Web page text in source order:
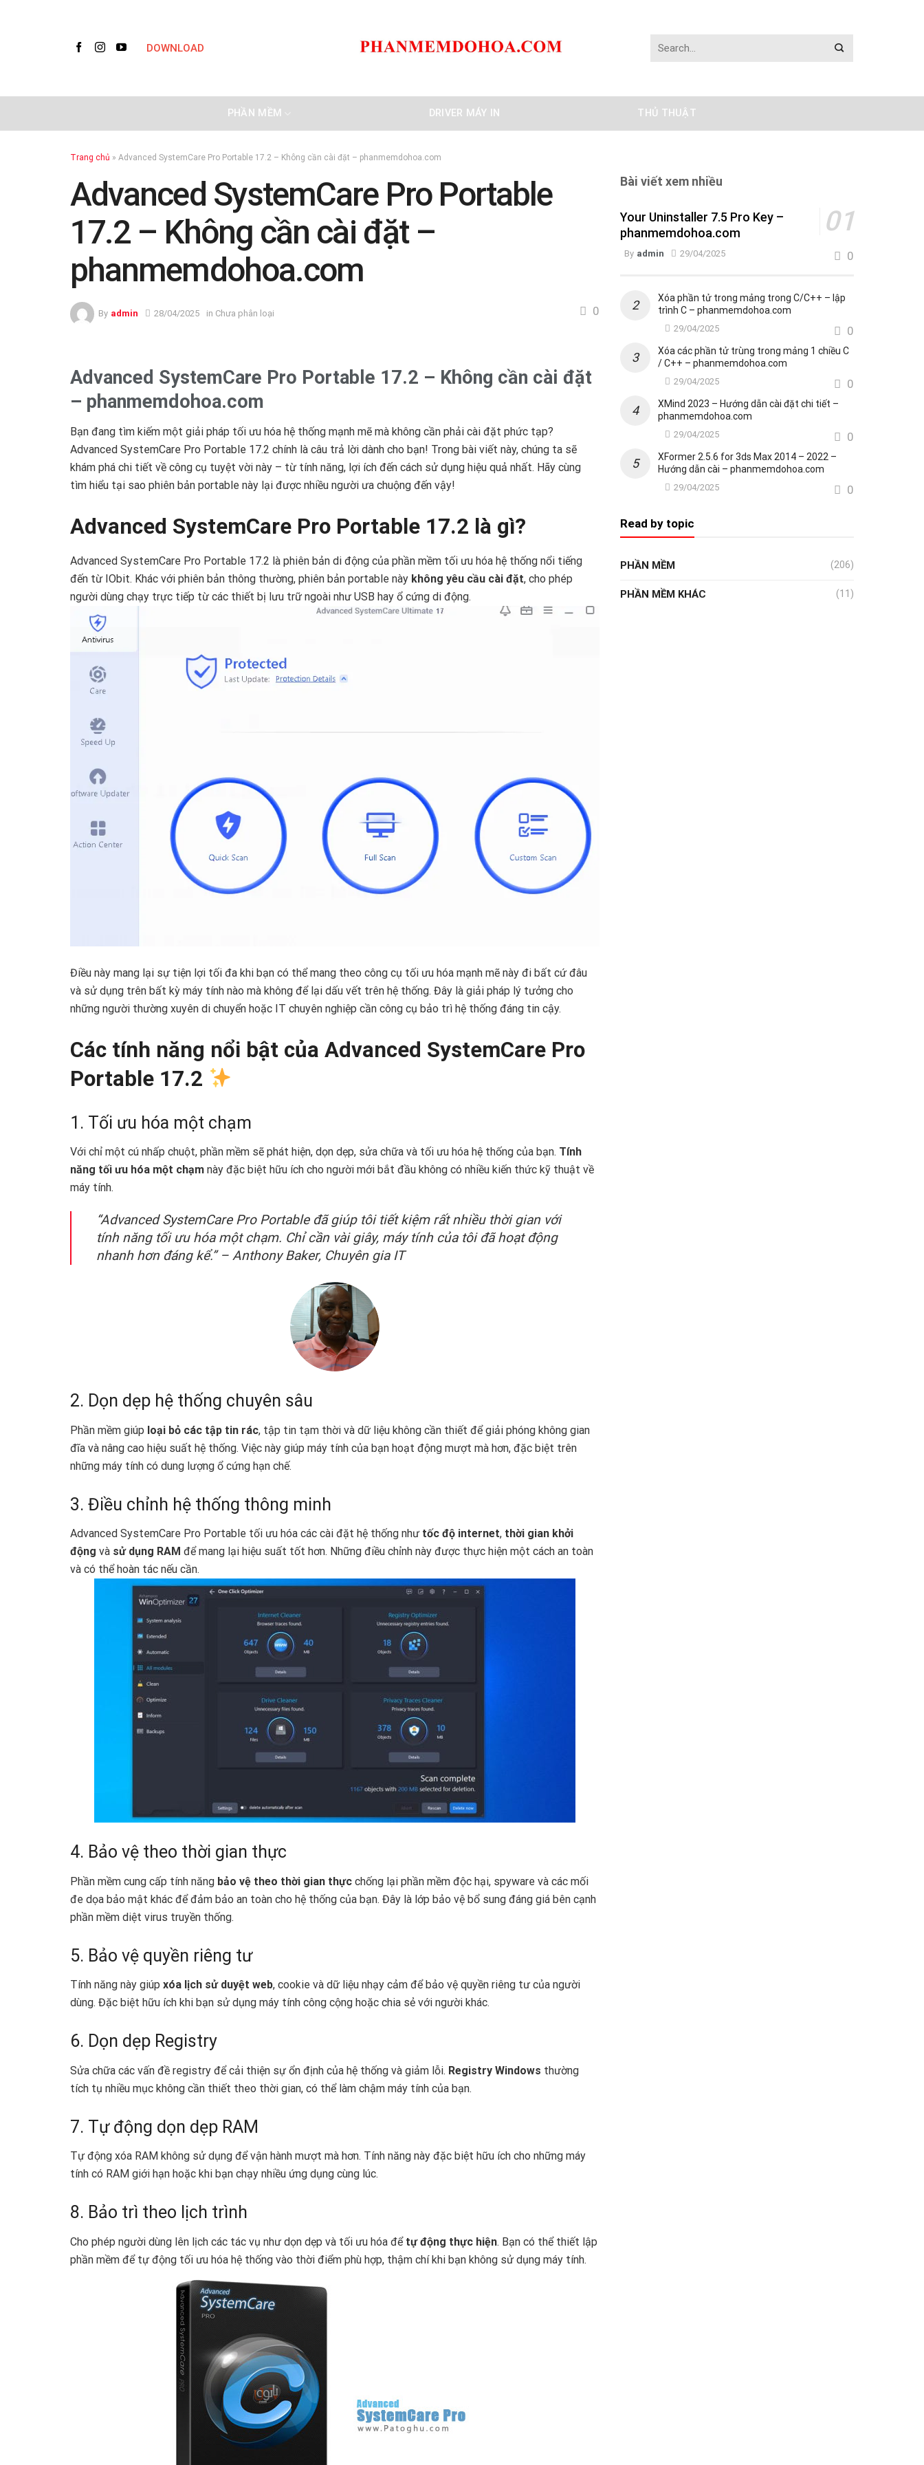
DOWNLOAD
PHẦN MỀM DRIVER MÁY IN THỦ THUẬT
Trang chủ » Advanced SystemCare Pro Portable 17.2 – Không cần cài đặt – phanmemdohoa.com
Advanced SystemCare Pro Portable
17.2 – Không cần cài đặt –
phanmemdohoa.com
By admin 28/04/2025 in Chưa phân loại 0
Advanced SystemCare Pro Portable 17.2 – Không cần cài đặt
– phanmemdohoa.com
Bạn đang tìm kiếm một giải pháp tối ưu hóa hệ thống mạnh mẽ mà không cần phải cài đặt phức tạp?
Advanced SystemCare Pro Portable 17.2 chính là câu trả lời dành cho bạn! Trong bài viết này, chúng ta sẽ
khám phá chi tiết về công cụ tuyệt vời này – từ tính năng, lợi ích đến cách sử dụng hiệu quả nhất. Hãy cùng
tìm hiểu tại sao phiên bản portable này lại được nhiều người ưa chuộng đến vậy!
Advanced SystemCare Pro Portable 17.2 là gì?
Advanced SystemCare Pro Portable 17.2 là phiên bản di động của phần mềm tối ưu hóa hệ thống nổi tiếng
đến từ IObit. Khác với phiên bản thông thường, phiên bản portable này không yêu cầu cài đặt, cho phép
người dùng chạy trực tiếp từ các thiết bị lưu trữ ngoài như USB hay ổ cứng di động.
Điều này mang lại sự tiện lợi tối đa khi bạn có thể mang theo công cụ tối ưu hóa mạnh mẽ này đi bất cứ đâu
và sử dụng trên bất kỳ máy tính nào mà không để lại dấu vết trên hệ thống. Đây là giải pháp lý tưởng cho
những người thường xuyên di chuyển hoặc IT chuyên nghiệp cần công cụ bảo trì hệ thống đáng tin cậy.
Các tính năng nổi bật của Advanced SystemCare Pro
Portable 17.2
1. Tối ưu hóa một chạm
Với chỉ một cú nhấp chuột, phần mềm sẽ phát hiện, dọn dẹp, sửa chữa và tối ưu hóa hệ thống của bạn. Tính
năng tối ưu hóa một chạm này đặc biệt hữu ích cho người mới bắt đầu không có nhiều kiến thức kỹ thuật về
máy tính.
“Advanced SystemCare Pro Portable đã giúp tôi tiết kiệm rất nhiều thời gian với
tính năng tối ưu hóa một chạm. Chỉ cần vài giây, máy tính của tôi đã hoạt động
nhanh hơn đáng kể.” – Anthony Baker, Chuyên gia IT
2. Dọn dẹp hệ thống chuyên sâu
Phần mềm giúp loại bỏ các tập tin rác, tập tin tạm thời và dữ liệu không cần thiết để giải phóng không gian
đĩa và nâng cao hiệu suất hệ thống. Việc này giúp máy tính của bạn hoạt động mượt mà hơn, đặc biệt trên
những máy tính có dung lượng ổ cứng hạn chế.
3. Điều chỉnh hệ thống thông minh
Advanced SystemCare Pro Portable tối ưu hóa các cài đặt hệ thống như tốc độ internet, thời gian khởi
động và sử dụng RAM để mang lại hiệu suất tốt hơn. Những điều chỉnh này được thực hiện một cách an toàn
và có thể hoàn tác nếu cần.
4. Bảo vệ theo thời gian thực
Phần mềm cung cấp tính năng bảo vệ theo thời gian thực chống lại phần mềm độc hại, spyware và các mối
đe dọa bảo mật khác để đảm bảo an toàn cho hệ thống của bạn. Đây là lớp bảo vệ bổ sung đáng giá bên cạnh
phần mềm diệt virus truyền thống.
5. Bảo vệ quyền riêng tư
Tính năng này giúp xóa lịch sử duyệt web, cookie và dữ liệu nhạy cảm để bảo vệ quyền riêng tư của người
dùng. Đặc biệt hữu ích khi bạn sử dụng máy tính công cộng hoặc chia sẻ với người khác.
6. Dọn dẹp Registry
Sửa chữa các vấn đề registry để cải thiện sự ổn định của hệ thống và giảm lỗi. Registry Windows thường
tích tụ nhiều mục không cần thiết theo thời gian, có thể làm chậm máy tính của bạn.
7. Tự động dọn dẹp RAM
Tự động xóa RAM không sử dụng để vận hành mượt mà hơn. Tính năng này đặc biệt hữu ích cho những máy
tính có RAM giới hạn hoặc khi bạn chạy nhiều ứng dụng cùng lúc.
8. Bảo trì theo lịch trình
Cho phép người dùng lên lịch các tác vụ như dọn dẹp và tối ưu hóa để tự động thực hiện. Bạn có thể thiết lập
phần mềm để tự động tối ưu hóa hệ thống vào thời điểm phù hợp, thậm chí khi bạn không sử dụng máy tính.
Bài viết xem nhiều
Your Uninstaller 7.5 Pro Key –
phanmemdohoa.com
By admin 29/04/2025 0
Xóa phần tử trong mảng trong C/C++ – lập
trình C – phanmemdohoa.com
29/04/2025 0
Xóa các phần tử trùng trong mảng 1 chiều C
/ C++ – phanmemdohoa.com
29/04/2025 0
XMind 2023 – Hướng dẫn cài đặt chi tiết –
phanmemdohoa.com
29/04/2025 0
XFormer 2.5.6 for 3ds Max 2014 – 2022 –
Hướng dẫn cài – phanmemdohoa.com
29/04/2025 0
Read by topic
PHẦN MỀM (206)
PHẦN MỀM KHÁC (11)